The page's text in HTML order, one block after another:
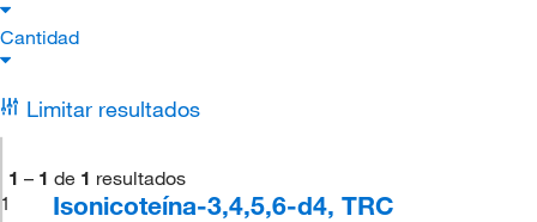
Cantidad
Limitar resultados
1 – 1 de 1 resultados
1
Isonicoteína-3,4,5,6-d4, TRC